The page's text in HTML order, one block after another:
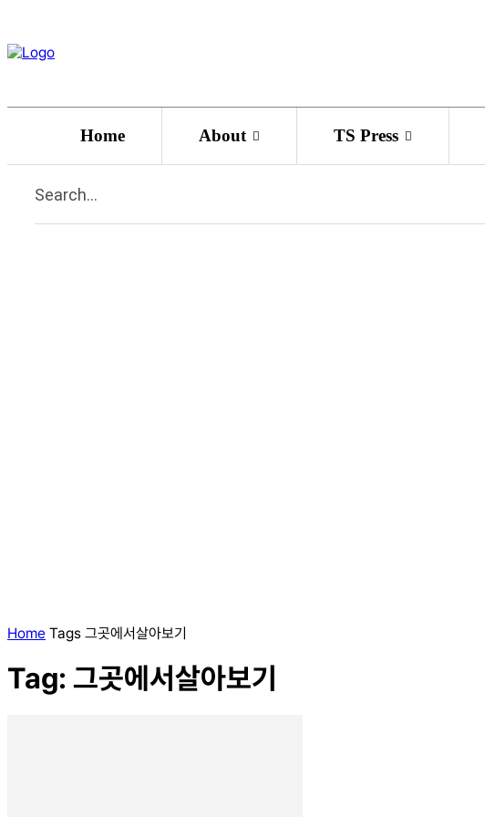
Home About TS Press
Search...
Home Tags 그곳에서살아보기
Tag: 그곳에서살아보기